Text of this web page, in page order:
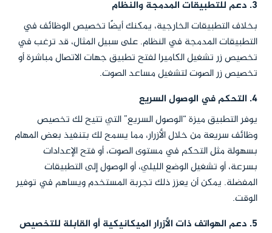
3. دعم للتطبيقات المدمجة والنظام
بخلاف التطبيقات الخارجية، يمكنك أيضًا تخصيص الوظائف في
التطبيقات المدمجة في النظام. على سبيل المثال، قد ترغب في
تخصيص زر تشغيل الكاميرا لفتح تطبيق جهات الاتصال مباشرة أو
تخصيص زر الصوت لتشغيل مساعد الصوت.
4. التحكم في الوصول السريع
يوفر التطبيق ميزة “الوصول السريع” التي تتيح لك تخصيص
وظائف سريعة من خلال الأزرار، مما يسمح لك بتنفيذ بعض المهام
بسهولة مثل التحكم في مستوى الصوت، أو فتح الإعدادات
بسرعة، أو تشغيل الوضع الليلي، أو الوصول إلى التطبيقات
المفضلة. يمكن أن يعزز ذلك تجربة المستخدم ويساهم في توفير
الوقت.
5. دعم الهواتف ذات الأزرار الميكانيكية أو القابلة للتخصيص